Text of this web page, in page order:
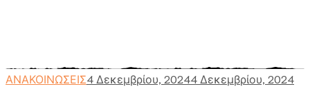
ΑΝΑΚΟΙΝΩΣΕΙΣ4 Δεκεμβρίου, 20244 Δεκεμβρίου, 2024